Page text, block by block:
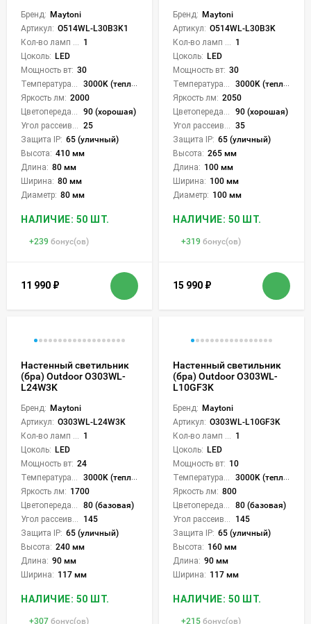
Бренд: Maytoni
Артикул: O514WL-L30B3K1
1
Цоколь: LED
Мощность вт: 30
3000K (теплый)
Яркость лм: 2000
90 (хорошая)
25
Защита IP: 65 (уличный)
Высота: 410 мм
Длина: 80 мм
Ширина: 80 мм
Диаметр: 80 мм
НАЛИЧИЕ: 50 ШТ.
+239 бонус(ов)
11 990 ₽
Бренд: Maytoni
Артикул: O514WL-L30B3K
1
Цоколь: LED
Мощность вт: 30
3000K (теплый)
Яркость лм: 2050
90 (хорошая)
35
Защита IP: 65 (уличный)
Высота: 265 мм
Длина: 100 мм
Ширина: 100 мм
Диаметр: 100 мм
НАЛИЧИЕ: 50 ШТ.
+319 бонус(ов)
15 990 ₽
Настенный светильник
(бра) Outdoor O303WL-
L24W3K
Бренд: Maytoni
Артикул: O303WL-L24W3K
1
Цоколь: LED
Мощность вт: 24
3000K (теплый)
Яркость лм: 1700
80 (базовая)
145
Защита IP: 65 (уличный)
Высота: 240 мм
Длина: 90 мм
Ширина: 117 мм
НАЛИЧИЕ: 50 ШТ.
+307 бонус(ов)
Настенный светильник
(бра) Outdoor O303WL-
L10GF3K
Бренд: Maytoni
Артикул: O303WL-L10GF3K
1
Цоколь: LED
Мощность вт: 10
3000K (теплый)
Яркость лм: 800
80 (базовая)
145
Защита IP: 65 (уличный)
Высота: 160 мм
Длина: 90 мм
Ширина: 117 мм
НАЛИЧИЕ: 50 ШТ.
+215 бонус(ов)